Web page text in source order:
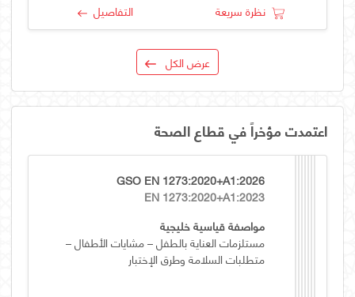
نظرة سريعة التفاصيل
عرض الكل
اعتمدت مؤخراً في قطاع الصحة
GSO EN 1273:2020+A1:2026
EN 1273:2020+A1:2023
مواصفة قياسية خليجية
مستلزمات العناية بالطفل – مشايات الأطفال –
متطلبات السلامة وطرق الإختبار